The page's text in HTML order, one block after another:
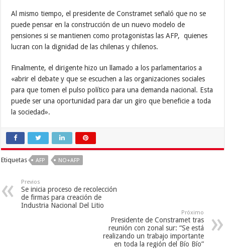
Al mismo tiempo, el presidente de Constramet señaló que no se
puede pensar en la construcción de un nuevo modelo de
pensiones si se mantienen como protagonistas las AFP, quienes
lucran con la dignidad de las chilenas y chilenos.
Finalmente, el dirigente hizo un llamado a los parlamentarios a
«abrir el debate y que se escuchen a las organizaciones sociales
para que tomen el pulso político para una demanda nacional. Esta
puede ser una oportunidad para dar un giro que beneficie a toda
la sociedad».
Etiquetas AFP NO+AFP
Previos
Se inicia proceso de recolección
de firmas para creación de
Industria Nacional Del Litio
Próximo
Presidente de Constramet tras
reunión con zonal sur: “Se está
realizando un trabajo importante
en toda la región del Bío Bío”